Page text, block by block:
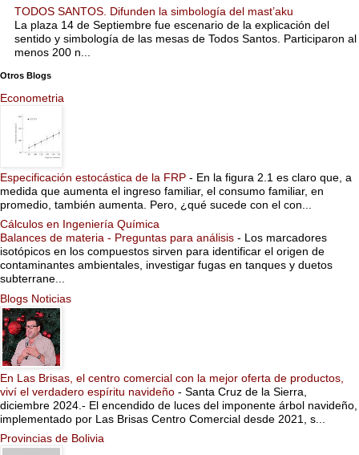
TODOS SANTOS. Difunden la simbología del mast’aku
La plaza 14 de Septiembre fue escenario de la explicación del
sentido y simbología de las mesas de Todos Santos. Participaron al
menos 200 n...
Otros Blogs
Econometria
Especificación estocástica de la FRP - En la figura 2.1 es claro que, a
medida que aumenta el ingreso familiar, el consumo familiar, en
promedio, también aumenta. Pero, ¿qué sucede con el con...
Cálculos en Ingeniería Química
Balances de materia - Preguntas para análisis - Los marcadores
isotópicos en los compuestos sirven para identificar el origen de
contaminantes ambientales, investigar fugas en tanques y duetos
subterrane...
Blogs Noticias
En Las Brisas, el centro comercial con la mejor oferta de productos,
viví el verdadero espíritu navideño - Santa Cruz de la Sierra,
diciembre 2024.- El encendido de luces del imponente árbol navideño,
implementado por Las Brisas Centro Comercial desde 2021, s...
Provincias de Bolivia